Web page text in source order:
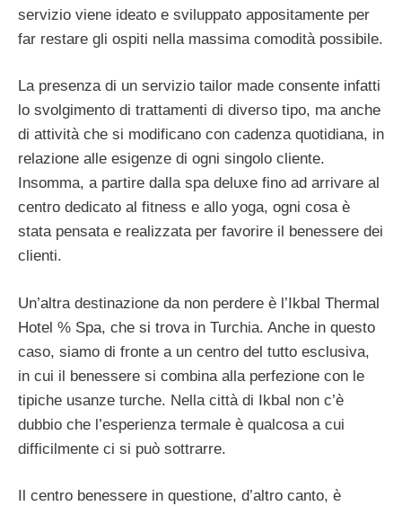
servizio viene ideato e sviluppato appositamente per
far restare gli ospiti nella massima comodità possibile.
La presenza di un servizio tailor made consente infatti
lo svolgimento di trattamenti di diverso tipo, ma anche
di attività che si modificano con cadenza quotidiana, in
relazione alle esigenze di ogni singolo cliente.
Insomma, a partire dalla spa deluxe fino ad arrivare al
centro dedicato al fitness e allo yoga, ogni cosa è
stata pensata e realizzata per favorire il benessere dei
clienti.
Un’altra destinazione da non perdere è l’Ikbal Thermal
Hotel % Spa, che si trova in Turchia. Anche in questo
caso, siamo di fronte a un centro del tutto esclusiva,
in cui il benessere si combina alla perfezione con le
tipiche usanze turche. Nella città di Ikbal non c’è
dubbio che l’esperienza termale è qualcosa a cui
difficilmente ci si può sottrarre.
Il centro benessere in questione, d’altro canto, è